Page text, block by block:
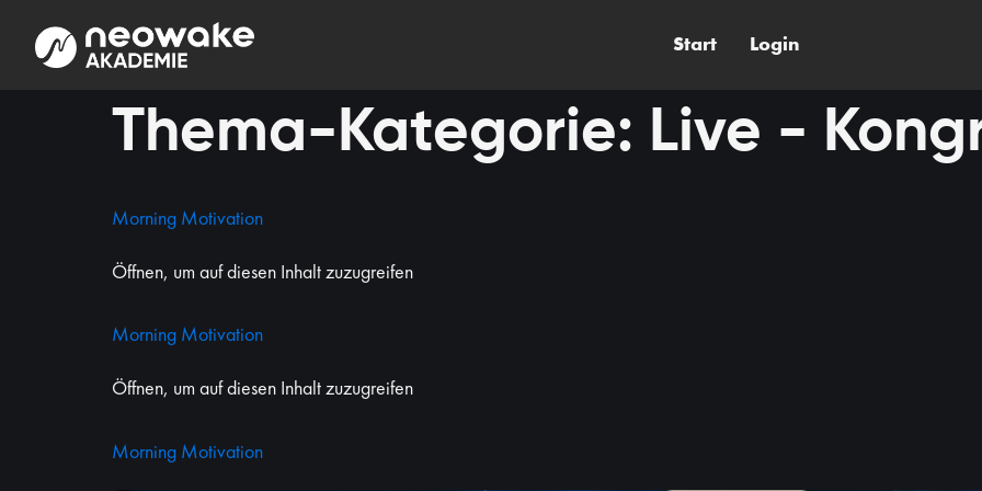
Start Login
Thema-Kategorie: Live -
Morning Motivation
Öffnen, um auf diesen Inhalt zuzugreifen
Morning Motivation
Öffnen, um auf diesen Inhalt zuzugreifen
Morning Motivation